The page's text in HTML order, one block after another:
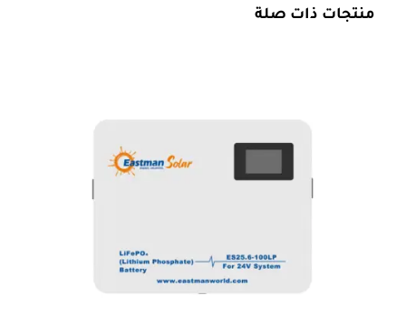
منتجات ذات صلة